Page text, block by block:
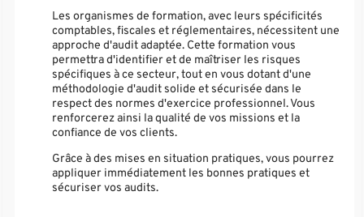
Les organismes de formation, avec leurs spécificités
comptables, fiscales et réglementaires, nécessitent une
approche d'audit adaptée. Cette formation vous
permettra d'identifier et de maîtriser les risques
spécifiques à ce secteur, tout en vous dotant d'une
méthodologie d'audit solide et sécurisée dans le
respect des normes d'exercice professionnel. Vous
renforcerez ainsi la qualité de vos missions et la
confiance de vos clients.
Grâce à des mises en situation pratiques, vous pourrez
appliquer immédiatement les bonnes pratiques et
sécuriser vos audits.